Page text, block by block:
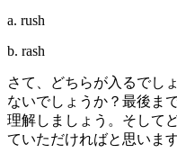
a. rush
b. rash
さて、どちらが入るでし
ないでしょうか？最後ま
理解しましょう。そして
ていただければと思います